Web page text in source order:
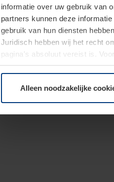
informatie over uw gebruik van
partners kunnen deze
gebruik van hun diensten
Juridisch hebben wij het recht
pagina's absoluut vereist is.
moment bij de uitleg van de
Alleen noodzakelijke